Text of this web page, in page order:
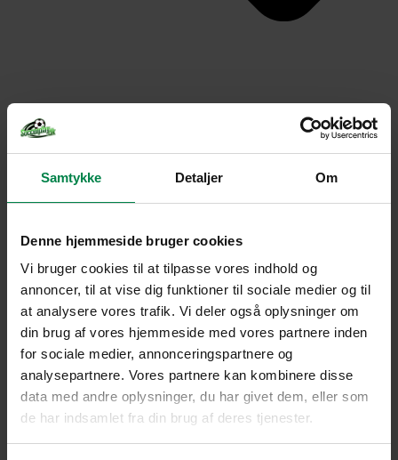
Samtykke Detaljer Om
Denne hjemmeside bruger cookies
Vi bruger cookies til at tilpasse vores indhold og
annoncer, til at vise dig funktioner til sociale medier og til
at analysere vores trafik. Vi deler også oplysninger om
din brug af vores hjemmeside med vores partnere inden
for sociale medier, annonceringspartnere og
analysepartnere. Vores partnere kan kombinere disse
data med andre oplysninger, du har givet dem, eller som
de har indsamlet fra din brug af deres tjenester.